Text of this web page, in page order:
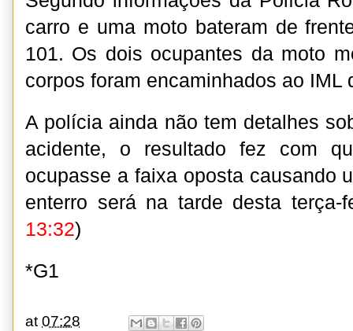
carro e uma moto bateram de
101. Os dois ocupantes da moto
corpos foram encaminhados ao IML
A polícia ainda não tem detalhes
acidente, o resultado fez com
ocupasse a faixa oposta causando
enterro será na tarde desta terça-
13:32)
*G1
at07:28